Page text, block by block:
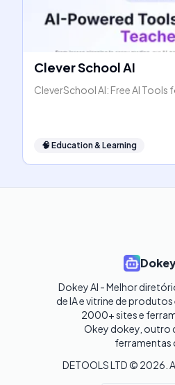
Clever School AI
CleverSchool AI: Free AI Tools
🧠 Education & Learning
Dokey AI - Melhor
de IA e vitrine de
2000+ sites e
Okey dokey, outro
ferramentas
DETOOLS LTD © 2026 .